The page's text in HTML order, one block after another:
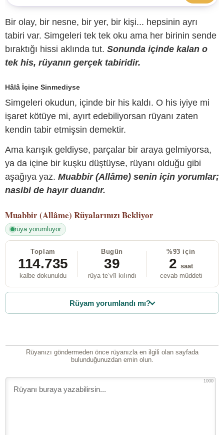
Bir olay, bir nesne, bir yer, bir kişi... hepsinin ayrı
tabiri var. Simgeleri tek tek oku ama her birinin sende
bıraktığı hissi aklında tut. Sonunda içinde kalan o
tek his, rüyanın gerçek tabiridir.
Hâlâ İçine Sinmediyse
Simgeleri okudun, içinde bir his kaldı. O his iyiye mi
işaret kötüye mi, ayırt edebiliyorsan rüyanı zaten
kendin tabir etmişsin demektir.
Ama karışık geldiyse, parçalar bir araya gelmiyorsa,
ya da içine bir kuşku düştüyse, rüyanı olduğu gibi
aşağıya yaz. Muabbir (Allâme) senin için yorumlar;
nasibi de hayır duandır.
Muabbir (Allâme) Rüyalarınızı Bekliyor
rüya yorumluyor
Toplam
114.735
kalbe dokunuldu
Bugün
39
rüya te’vîl kılındı
%93 için
2 saat
cevab müddeti
Rüyam yorumlandı mı?
Rüyanızı göndermeden önce rüyanızla en ilgili olan sayfada
bulunduğunuzdan emin olun.
1000